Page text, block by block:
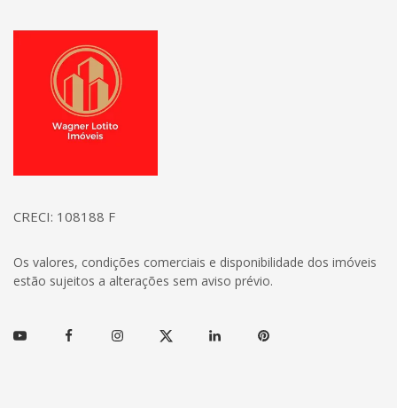
Página inicial
CRECI: 108188 F
Os valores, condições comerciais e disponibilidade dos imóveis
estão sujeitos a alterações sem aviso prévio.
Youtube FacebookInstagramTwitter Linkedin Pinterest